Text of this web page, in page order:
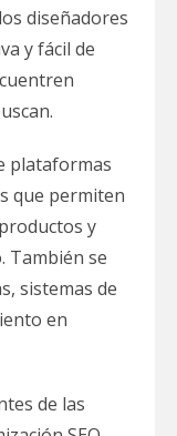
diseñadores
y fácil de
plataformas
que permiten
y
También se
sistemas de
en
de las